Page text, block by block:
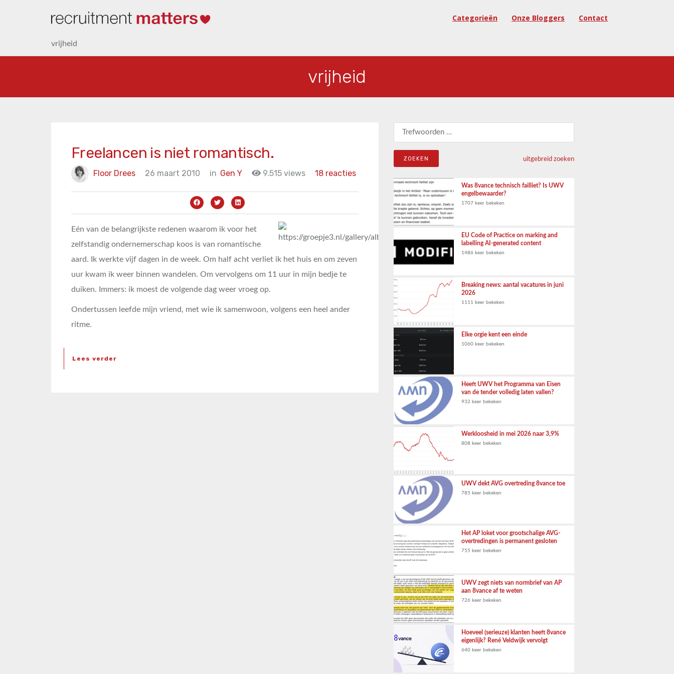
Categorieën Onze Bloggers Contact
vrijheid
vrijheid
Freelancen is niet romantisch.
Floor Drees 26 maart 2010 in Gen Y 9.515 views 18 reacties
Eén van de belangrijkste redenen waarom ik voor het
zelfstandig ondernemerschap koos is van romantische
aard. Ik werkte vijf dagen in de week. Om half acht verliet ik het huis en om zeven
uur kwam ik weer binnen wandelen. Om vervolgens om 11 uur in mijn bedje te
duiken. Immers: ik moest de volgende dag weer vroeg op.
Ondertussen leefde mijn vriend, met wie ik samenwoon, volgens een heel ander
ritme.
Lees verder
Zoeken naar:
uitgebreid zoeken
Was 8vance technisch failliet? Is UWV
engelbewaarder?
1707 keer bekeken
EU Code of Practice on marking and
labelling AI-generated content
1486 keer bekeken
Breaking news: aantal vacatures in juni
2026
1111 keer bekeken
Elke orgie kent een einde
1060 keer bekeken
Heeft UWV het Programma van Eisen
van de tender volledig laten vallen?
932 keer bekeken
Werkloosheid in mei 2026 naar 3,9%
808 keer bekeken
UWV dekt AVG overtreding 8vance toe
785 keer bekeken
Het AP loket voor grootschalige AVG-
overtredingen is permanent gesloten
755 keer bekeken
UWV zegt niets van normbrief van AP
aan 8vance af te weten
726 keer bekeken
Hoeveel (serieuze) klanten heeft 8vance
eigenlijk? René Veldwijk vervolgt
640 keer bekeken